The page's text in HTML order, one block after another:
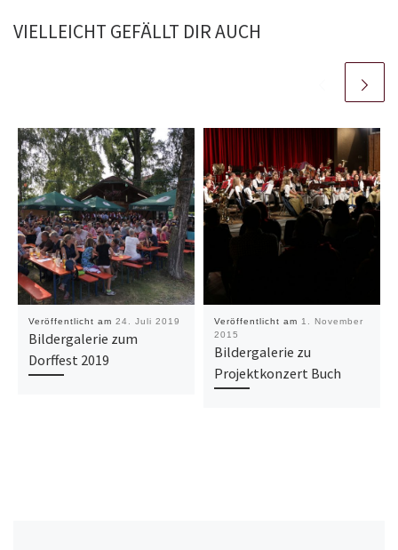
VIELLEICHT GEFÄLLT DIR AUCH
Veröffentlicht am 24. Juli 2019
Bildergalerie zum
Dorffest 2019
Veröffentlicht am 1. November
2015
Bildergalerie zu
Projektkonzert Buch